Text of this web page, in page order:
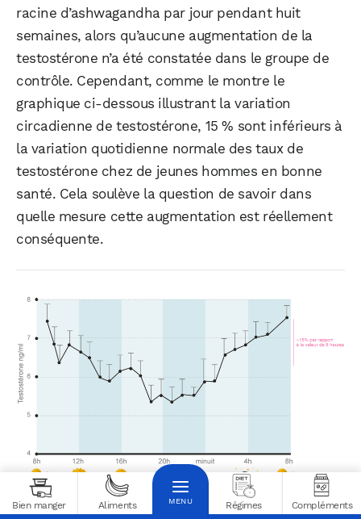
racine d’ashwagandha par jour pendant huit
semaines, alors qu’aucune augmentation de la
testostérone n’a été constatée dans le groupe de
contrôle. Cependant, comme le montre le
graphique ci-dessous illustrant la variation
circadienne de testostérone, 15 % sont inférieurs à
la variation quotidienne normale des taux de
testostérone chez de jeunes hommes en bonne
santé. Cela soulève la question de savoir dans
quelle mesure cette augmentation est réellement
conséquente.
Une variation de 15 % de la testostérone est minime par rapport à
la variation journalière ordinaire.
Bien manger Aliments Régimes Compléments